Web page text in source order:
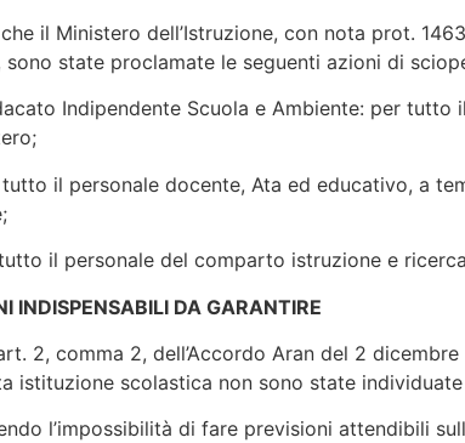
il Ministero dell’Istruzione, con nota prot.
sono state proclamate le seguenti azioni di
Indipendente Scuola e Ambiente: per
tutto il personale docente, Ata ed educativo, a
il personale del comparto istruzione e
INDISPENSABILI DA GARANTIRE
2, comma 2, dell’Accordo Aran del 2
istituzione scolastica non sono state
l’impossibilità di fare previsioni attendibili